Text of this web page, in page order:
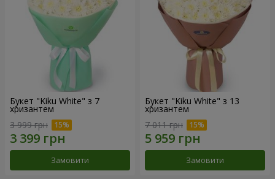
Букет "Kiku White" з 7
хризантем
3 999 грн
Замовити
Букет "Kiku White" з 13
хризантем
7 011 грн
Замовити